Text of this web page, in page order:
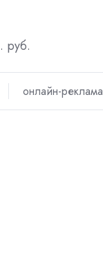
руб.
онлайн-реклама